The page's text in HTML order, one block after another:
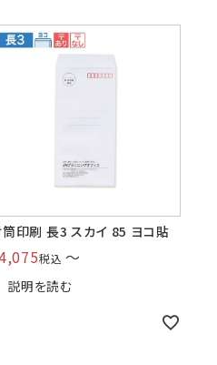
印刷 長3 スカイ 85 ヨコ貼
税込 〜